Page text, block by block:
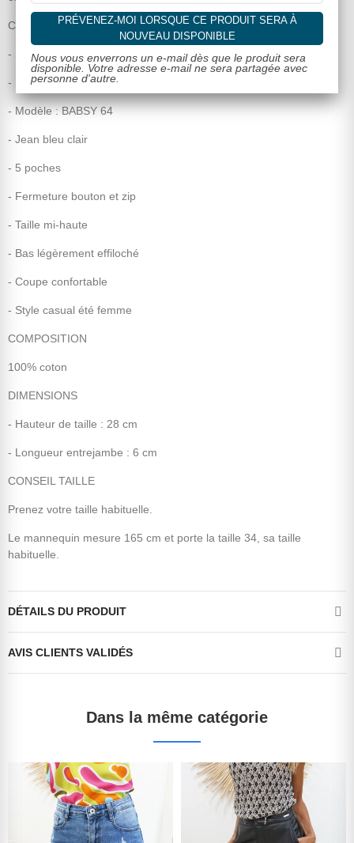
CARACTÉRISTIQUES
- Short en jean femme
- Marque : Tiffosi
- Modèle : BABSY 64
- Jean bleu clair
- 5 poches
- Fermeture bouton et zip
- Taille mi-haute
- Bas légèrement effiloché
- Coupe confortable
- Style casual été femme
COMPOSITION
100% coton
DIMENSIONS
- Hauteur de taille : 28 cm
- Longueur entrejambe : 6 cm
CONSEIL TAILLE
Prenez votre taille habituelle.
Le mannequin mesure 165 cm et porte la taille 34, sa taille
habituelle.
DÉTAILS DU PRODUIT
AVIS CLIENTS VALIDÉS
Dans la même catégorie
PRÉVENEZ-MOI LORSQUE CE PRODUIT SERA À
NOUVEAU DISPONIBLE
Nous vous enverrons un e-mail dès que le produit sera
disponible. Votre adresse e-mail ne sera partagée avec
personne d'autre.